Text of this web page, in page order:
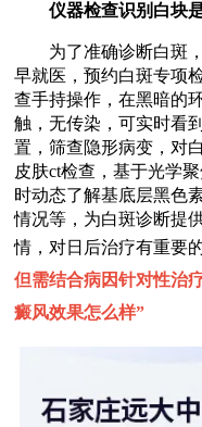
仪器检查识别白块
为了准确诊断白斑，
早就医，预约白斑专项
查手持操作，在黑暗的
触，无传染，可实时看
置，筛查隐形病变，对
皮肤ct检查，基于光学
时动态了解基底层黑色
情况等，为白斑诊断提
情，对日后治疗有重要
但需结合病因针对性
癜风效果怎么样”